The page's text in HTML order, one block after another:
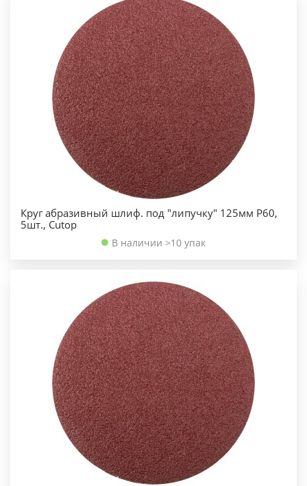
Круг абразивный шлиф. под "липучку" 125мм Р60,
5шт., Cutop
В наличии >10 упак